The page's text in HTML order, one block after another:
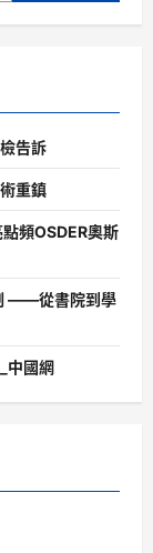
告訴
重鎮
頻OSDER奧斯
——從書院到學
中國網